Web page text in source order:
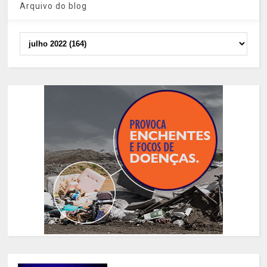
Arquivo do blog